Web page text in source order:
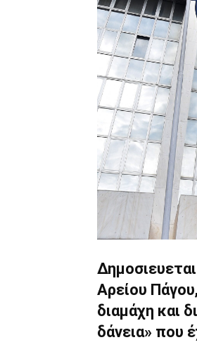
Αρείου
διαμάχη και
δάνεια» που